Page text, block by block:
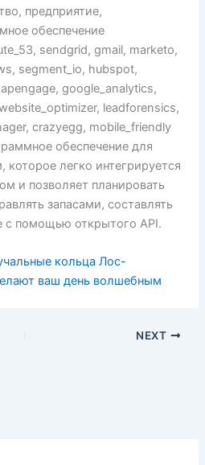
предприятие,
обеспечение
sendgrid, gmail, marketo,
segment_io, hubspot,
google_analytics,
leadforensics,
crazyegg, mobile_friendly
обеспечение для
которое легко интегрируется
и позволяет планировать
запасами, составлять
с помощью открытого API.
кольца Лос-
ваш день волшебным
NEXT